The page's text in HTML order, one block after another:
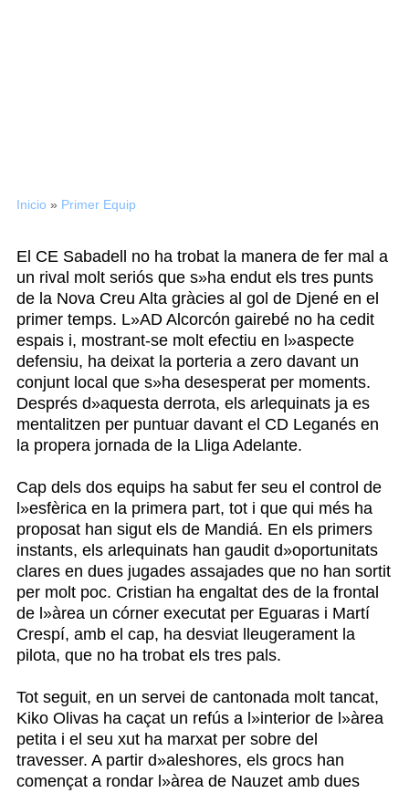
Inicio » Primer Equip
El CE Sabadell no ha trobat la manera de fer mal a
un rival molt seriós que s»ha endut els tres punts
de la Nova Creu Alta gràcies al gol de Djené en el
primer temps. L»AD Alcorcón gairebé no ha cedit
espais i, mostrant-se molt efectiu en l»aspecte
defensiu, ha deixat la porteria a zero davant un
conjunt local que s»ha desesperat per moments.
Després d»aquesta derrota, els arlequinats ja es
mentalitzen per puntuar davant el CD Leganés en
la propera jornada de la Lliga Adelante.
Cap dels dos equips ha sabut fer seu el control de
l»esfèrica en la primera part, tot i que qui més ha
proposat han sigut els de Mandiá. En els primers
instants, els arlequinats han gaudit d»oportunitats
clares en dues jugades assajades que no han sortit
per molt poc. Cristian ha engaltat des de la frontal
de l»àrea un córner executat per Eguaras i Martí
Crespí, amb el cap, ha desviat lleugerament la
pilota, que no ha trobat els tres pals.
Tot seguit, en un servei de cantonada molt tancat,
Kiko Olivas ha caçat un refús a l»interior de l»àrea
petita i el seu xut ha marxat per sobre del
travesser. A partir d»aleshores, els grocs han
començat a rondar l»àrea de Nauzet amb dues